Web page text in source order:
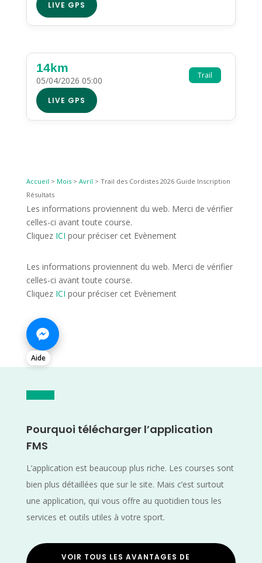
LIVE GPS
Trail
14km
05/04/2026 05:00
LIVE GPS
Accueil > Mois> Avril > Trail des Cordistes 2026 Guide Inscription
Résultats
Les informations proviennent du web. Merci de vérifier
celles-ci avant toute course.
Cliquez ICI pour préciser cet Evènement
Les informations proviennent du web. Merci de vérifier
celles-ci avant toute course.
Cliquez ICI pour préciser cet Evènement
Aide
Pourquoi télécharger l’application
FMS
L’application est beaucoup plus riche. Les courses sont
bien plus détaillées que sur le site. Mais c’est surtout
une application, qui vous offre au quotidien tous les
services et outils utiles à votre sport.
VOIR TOUS LES AVANTAGES DE